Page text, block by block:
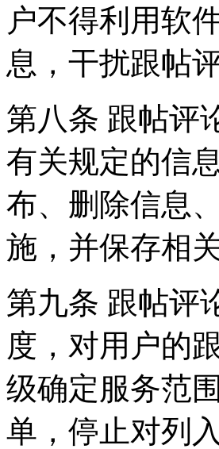
户不得利用软
息，干扰跟帖
第八条 跟帖评
有关规定的信
布、删除信息
施，并保存相
第九条 跟帖评
度，对用户的
级确定服务范
单，停止对列